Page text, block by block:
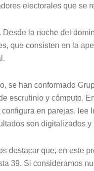
electorales que se
Desde la noche del
que consisten en la
se han conformado
escrutinio y cómputo.
en parejas, lee
son digitalizados
destacar que, en este
39. Si consideramos